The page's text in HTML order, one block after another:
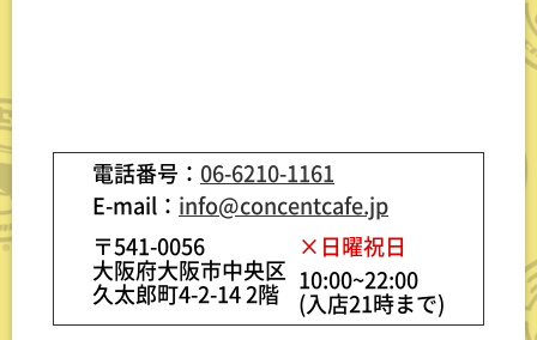
電話番号： 06-6210-1161
E-mail： info@concentcafe.jp
〒541-0056
大阪府大阪市中央区
久太郎町4-2-14 2階
×日曜祝日
10:00~22:00
(入店21時まで)